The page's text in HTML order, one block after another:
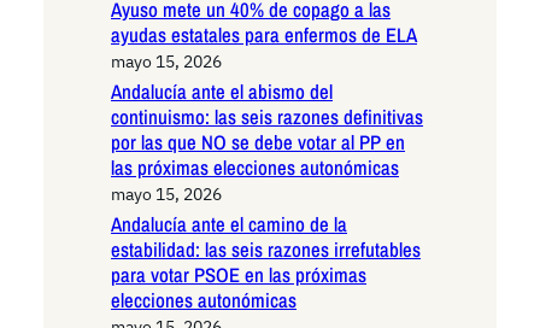
Ayuso mete un 40% de copago a las
ayudas estatales para enfermos de ELA
mayo 15, 2026
Andalucía ante el abismo del
continuismo: las seis razones definitivas
por las que NO se debe votar al PP en
las próximas elecciones autonómicas
mayo 15, 2026
Andalucía ante el camino de la
estabilidad: las seis razones irrefutables
para votar PSOE en las próximas
elecciones autonómicas